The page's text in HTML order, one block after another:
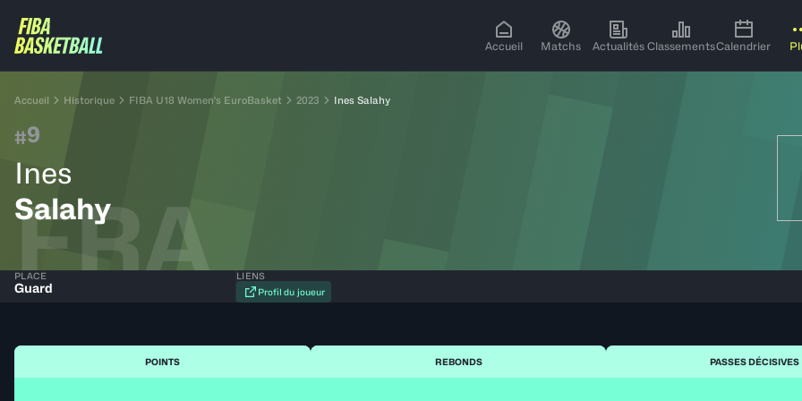
Accueil Matchs Actualités ClassementsCalendrier
Accueil Historique FIBA U18 Women's EuroBasket 2023 Ines Salahy
#9
Ines
Salahy
FRA
PLACE
Guard
LIENS
Profil du joueur
POINTS REBONDS PASSES DÉCISIVES